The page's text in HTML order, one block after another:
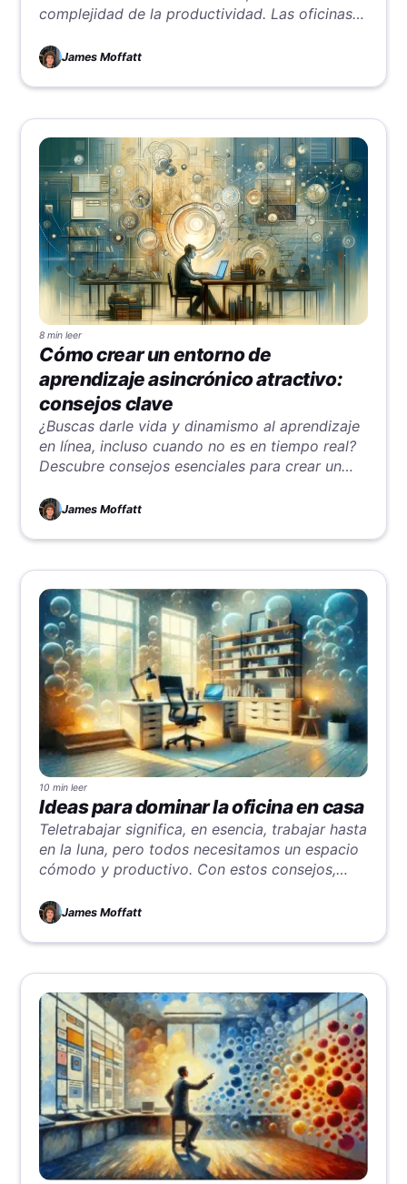
complejidad de la productividad. Las oficinas
estructura, pero el trabajo remoto desafía esas
ideas, llevando a reevaluar cómo alcanzar la
máxima productividad. Esta dicotomía resalta
los aspectos esquivos y multifacéticos de lo
que realmente impulsa la eficiencia en distintos
entornos laborales.
James Moffatt
8 min leer
Cómo crear un entorno de
aprendizaje asincrónico atractivo:
consejos clave
¿Buscas darle vida y dinamismo al aprendizaje
en línea, incluso cuando no es en tiempo real?
Descubre consejos esenciales para crear un
que cautive y eduque, trascendiendo las
barreras de tiempo tradicionales.
James Moffatt
10 min leer
Ideas para dominar la oficina en casa
Teletrabajar significa, en esencia, trabajar hasta
en la luna, pero todos necesitamos un espacio
cómodo y productivo. Con estos consejos,
sea cual sea tu espacio.
James Moffatt